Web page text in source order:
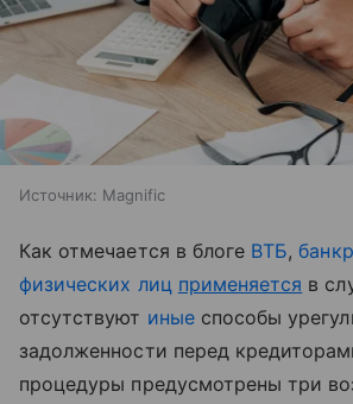
Источник: Magnific
Как отмечается в блоге ВТБ,
физических лиц применяется в
отсутствуют иныеспособы
задолженности перед
процедуры предусмотрены три